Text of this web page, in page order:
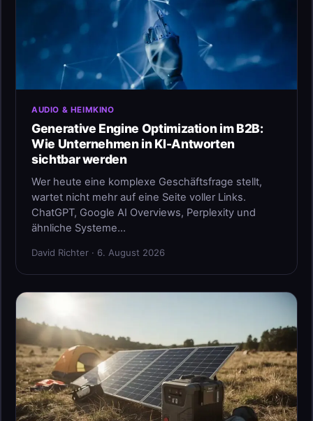
AUDIO & HEIMKINO
Generative Engine Optimization im B2B:
Wie Unternehmen in KI-Antworten
sichtbar werden
Wer heute eine komplexe Geschäftsfrage stellt,
wartet nicht mehr auf eine Seite voller Links.
ChatGPT, Google AI Overviews, Perplexity und
ähnliche Systeme…
David Richter · 6. August 2026